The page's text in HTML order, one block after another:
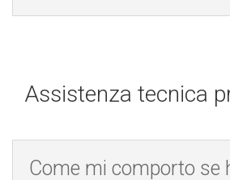
Assistenza tecnica
Come mi comporto se